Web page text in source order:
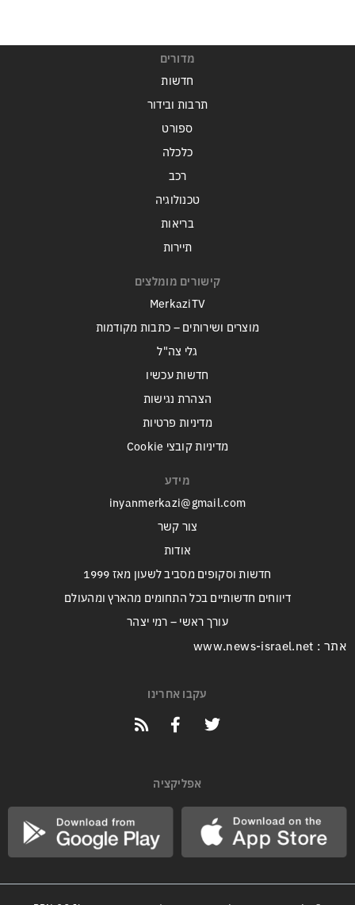
מדורים
חדשות
תרבות ובידור
ספורט
כלכלה
רכב
טכנולוגיה
בריאות
תיירות
קישורים מומלצים
MerkaziTV
מוצרים ושירותים – כתבות מקודמות
גלי צה"ל
חדשות עכשיו
הצהרת נגישות
מדיניות פרטיות
מדיניות קובצי Cookie
מידע
inyanmerkazi@gmail.com
צור קשר
אודות
חדשות וסקופים מסביב לשעון מאז 1999
דיווחים חדשותיים בכל התחומים מהארץ ומהעולם
עורך ראשי – רמי יצהר
אתר : www.news-israel.net
עקבו אחרינו
אפליקציה